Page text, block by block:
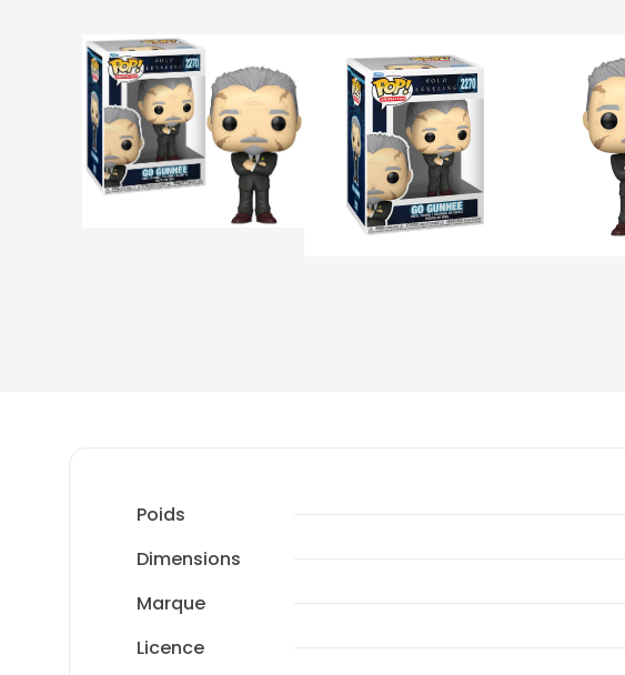
Poids
Dimensions
Marque
Licence